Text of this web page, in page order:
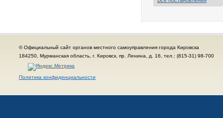
© Официальный сайт органов местного самоуправления города Кировска
184250, Мурманская область, г. Кировск, пр. Ленина, д. 16, тел.: (815-31) 98-700
Политика конфиденциальности